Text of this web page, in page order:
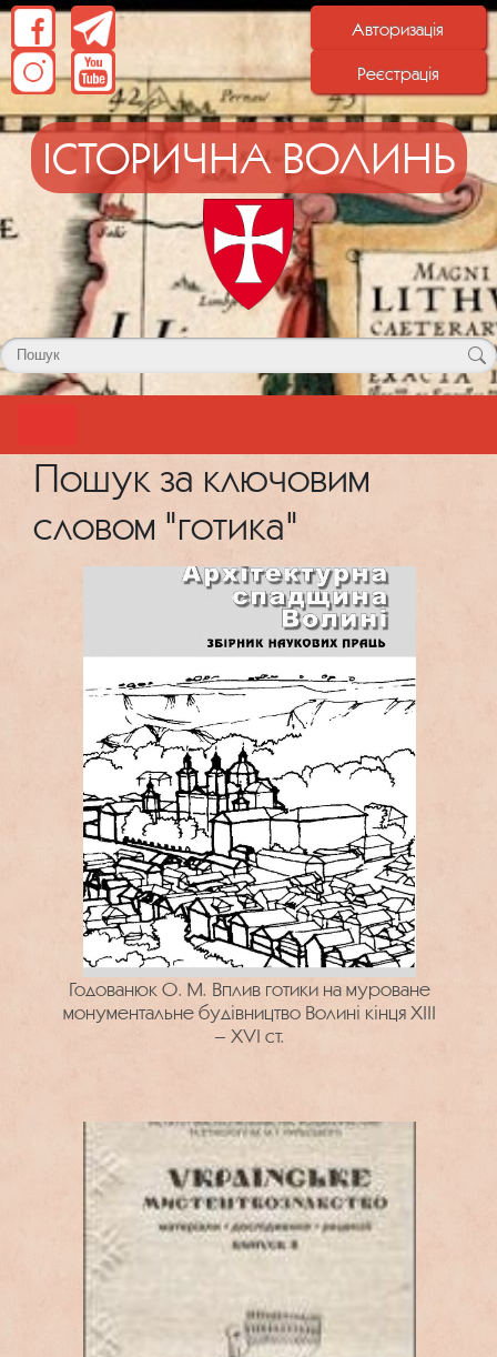
Авторизація
Реєстрація
ІСТОРИЧНА ВОЛИНЬ
Пошук за ключовим
словом "готика"
Годованюк О. М. Вплив готики на муроване
монументальне будівництво Волині кінця XІІІ
– XVI ст.